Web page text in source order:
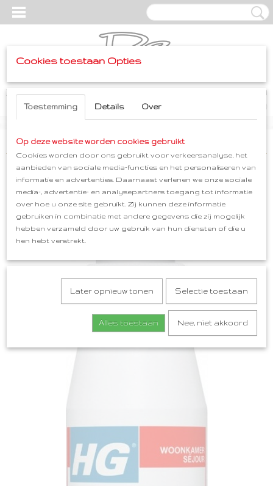
Inloggen Registreren UW WINKELWAGEN
Home>Huis & Tuin>Toetsenbordreiniger
Cookies toestaan Opties
Toestemming Details Over
Op deze website worden cookies gebruikt
Cookies worden door ons gebruikt voor verkeersanalyse, het
aanbieden van sociale media-functies en het personaliseren van
informatie en advertenties. Daarnaast verlenen we onze sociale
media-, advertentie- en analysepartners toegang tot informatie
over hoe u onze site gebruikt. Zij kunnen deze informatie
gebruiken in combinatie met andere gegevens die zij mogelijk
hebben verzameld door uw gebruik van hun diensten of die u
hen hebt verstrekt.
Later opnieuw tonen Selectie toestaan
Alles toestaan Nee, niet akkoord